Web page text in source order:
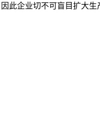
此企业切不可盲目扩大生